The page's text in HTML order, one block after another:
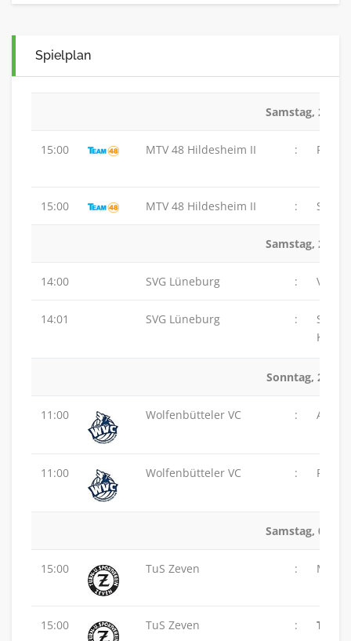
Spielplan
Samstag,
15:00 MTV 48 Hildesheim II : PSV
15:00 MTV 48 Hildesheim II : SVG
Samstag,
14:00 SVG Lüneburg : VSG
14:01 SVG Lüneburg :
SG
Sonntag,
11:00 Wolfenbütteler VC : ASC
11:00 Wolfenbütteler VC : PSV
Samstag,
15:00 TuS Zeven : MTV
15:00 TuS Zeven : TSV